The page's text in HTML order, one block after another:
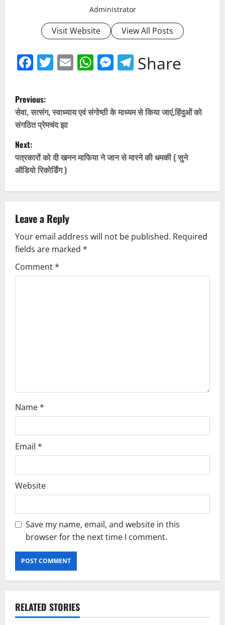
Administrator
Visit Website View All Posts
Facebook
Twitter
EmailWhatsApp
Messenger
Telegram
Share
P
o
s
t
n
v
i
g
Previous:
सेवा, सत्संग, स्वाध्याय एवं संगोष्ठी के माध्यम से किया जाएं,हिंदुओं को
संगठित प्रेमचंद झा
Next:
पत्रकारों को दी खनन माफिया ने जान से मारने की धमकी ( सुने
ऑडियो रिकोर्डिंग )
Leave a Reply
Your email address will not be published. Required
fields are marked *
Comment*
Name*
Email *
Website
Save my name, email, and website in this
browser for the next time I comment.
RELATED STORIES